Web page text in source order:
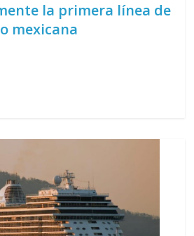
la primera línea de
mexicana